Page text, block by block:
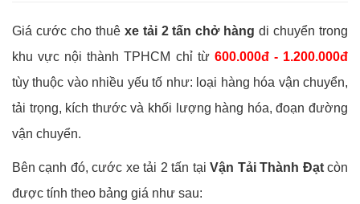
Giá cước cho thuê xe tải 2 tấn chở hàng di chuyển trong
khu vực nội thành TPHCM chỉ từ 600.000đ - 1.200.000đ
tùy thuộc vào nhiều yếu tố như: loại hàng hóa vận chuyển,
tải trọng, kích thước và khối lượng hàng hóa, đoạn đường
vận chuyển.
Bên cạnh đó, cước xe tải 2 tấn tạiVận Tải Thành Đạtcòn
được tính theo bảng giá như sau: